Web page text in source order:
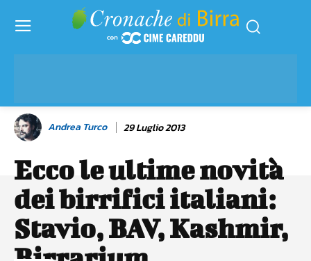
Andrea Turco 29 Luglio 2013
Ecco le ultime novità
dei birrifici italiani:
Stavio, BAV, Kashmir,